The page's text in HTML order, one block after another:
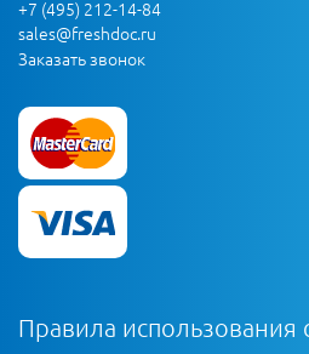
+7 (495) 212-14-84
sales@freshdoc.ru
Заказать звонок
Правила использования